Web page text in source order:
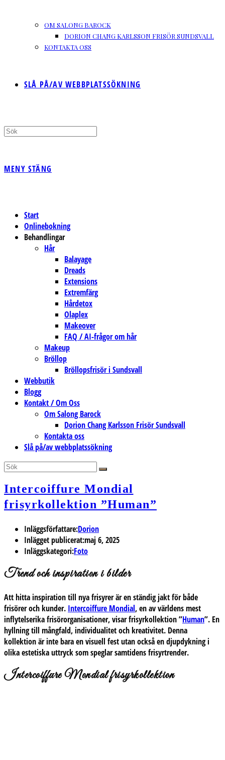
OM SALONG BAROCK
DORION CHANG KARLSSON FRISÖR SUNDSVALL
KONTAKTA OSS
SLÅ PÅ/AV WEBBPLATSSÖKNING
MENY STÄNG
Start
Onlinebokning
Behandlingar
Hår
Balayage
Dreads
Extensions
Extremfärg
Hårdetox
Olaplex
Makeover
FAQ / AI-frågor om hår
Makeup
Bröllop
Bröllopsfrisör i Sundsvall
Webbutik
Blogg
Kontakt / Om Oss
Om Salong Barock
Dorion Chang Karlsson Frisör Sundsvall
Kontakta oss
Slå på/av webbplatssökning
Intercoiffure Mondial
frisyrkollektion ”Human”
Inläggsförfattare:Dorion
Inlägget publicerat:maj 6, 2025
Inläggskategori:Foto
Trend och inspiration i bilder
Att hitta inspiration till nya frisyrer är en ständig jakt för både
frisörer och kunder. Intercoiffure Mondial, en av världens mest
inflytelserika frisörorganisationer, visar frisyrkollektion ”Human”. En
hyllning till mångfald, individualitet och kreativitet. Denna
kollektion är inte bara en visuell fest utan också en djupdykning i
olika estetiska uttryck som speglar samtidens frisyrtrender.
Intercoiffure Mondial frisyrkollektion